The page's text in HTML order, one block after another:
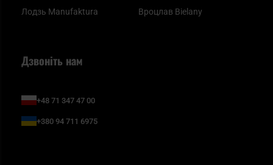
Лодзь Manufaktura Вроцлав Bielany
Дзвоніть нам
+48 71 347 47 00
+380 94 711 6975